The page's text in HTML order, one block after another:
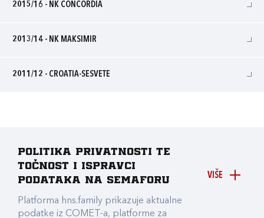
2015/16 - NK CONCORDIA
2013/14 - NK MAKSIMIR
2011/12 - CROATIA-SESVETE
VIŠE
Politika privatnosti te
točnost i ispravci
podataka na Semaforu
Platforma hns.family prikazuje aktualne
podatke iz COMET-a, platforme za